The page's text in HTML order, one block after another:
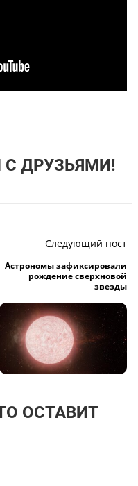
ДРУЗЬЯМИ!
Следующий пост
Астрономы зафиксировали
рождение сверхновой
звезды
ОСТАВИТ